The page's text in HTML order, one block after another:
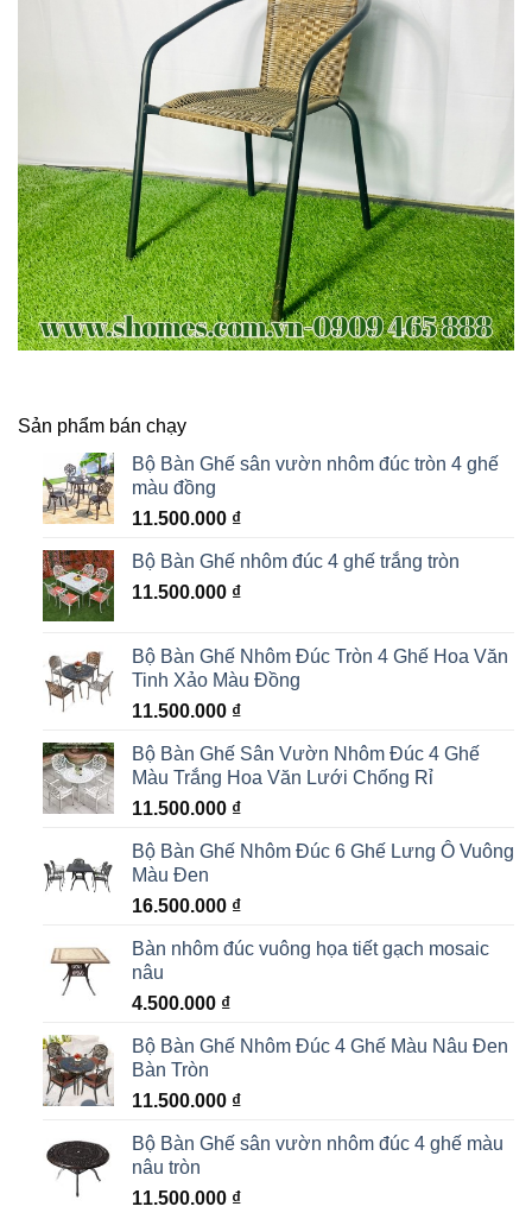
Sản phẩm bán chạy
Bộ Bàn Ghế sân vườn nhôm đúc tròn 4 ghế
màu đồng
11.500.000 ₫
Bộ Bàn Ghế nhôm đúc 4 ghế trắng tròn
11.500.000 ₫
Bộ Bàn Ghế Nhôm Đúc Tròn 4 Ghế Hoa Văn
Tinh Xảo Màu Đồng
11.500.000 ₫
Bộ Bàn Ghế Sân Vườn Nhôm Đúc 4 Ghế
Màu Trắng Hoa Văn Lưới Chống Rỉ
11.500.000 ₫
Bộ Bàn Ghế Nhôm Đúc 6 Ghế Lưng Ô Vuông
Màu Đen
16.500.000 ₫
Bàn nhôm đúc vuông họa tiết gạch mosaic
nâu
4.500.000 ₫
Bộ Bàn Ghế Nhôm Đúc 4 Ghế Màu Nâu Đen
Bàn Tròn
11.500.000 ₫
Bộ Bàn Ghế sân vườn nhôm đúc 4 ghế màu
nâu tròn
11.500.000 ₫